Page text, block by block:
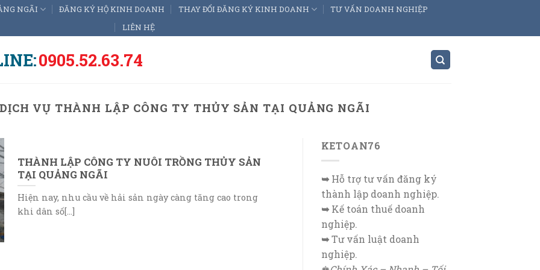
NGÃI ĐĂNG KÝ HỘ KINH DOANH THAY ĐỔI ĐĂNG KÝ KINH DOANH
TƯ VẤN DOANH NGHIỆP
LIÊN HỆ
0905.52.63.74
DỊCH VỤ THÀNH LẬP CÔNG TY THỦY SẢN TẠI QUẢNG NGÃI
THÀNH LẬP CÔNG TY NUÔI TRỒNG THỦY SẢN
TẠI QUẢNG NGÃI
Hiện nay, nhu cầu về hải sản ngày càng tăng cao trong
khi dân số[...]
KETOAN76
➥Hỗ trợ tư vấn đăng ký
thành lập doanh nghiệp.
➥Kế toán thuế doanh
nghiệp.
➥Tư vấn luật doanh
nghiệp.